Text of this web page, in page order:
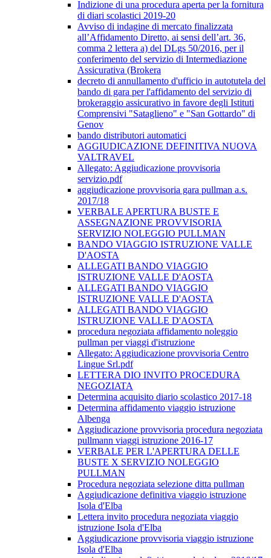
Indizione di una procedura aperta per la fornitura
di diari scolastici 2019-20
Avviso di indagine di mercato finalizzata
all’Affidamento Diretto, ai sensi dell’art. 36,
comma 2 lettera a) del DLgs 50/2016, per il
conferimento del servizio di Intermediazione
Assicurativa (Brokera
decreto di annullamento d'ufficio in autotutela del
bando di gara per l'affidamento del servizio di
brokeraggio assicurativo in favore degli Istituti
Comprensivi "Sataglieno" e "San Gottardo" di
Genov
bando distributori automatici
AGGIUDICAZIONE DEFINITIVA NUOVA
VALTRAVEL
Allegato: Aggiudicazione provvisoria
servizio.pdf
aggiudicazione provvisoria gara pullman a.s.
2017/18
VERBALE APERTURA BUSTE E
ASSEGNAZIONE PROVVISORIA
SERVIZIO NOLEGGIO PULLMAN
BANDO VIAGGIO ISTRUZIONE VALLE
D'AOSTA
ALLEGATI BANDO VIAGGIO
ISTRUZIONE VALLE D'AOSTA
ALLEGATI BANDO VIAGGIO
ISTRUZIONE VALLE D'AOSTA
ALLEGATI BANDO VIAGGIO
ISTRUZIONE VALLE D'AOSTA
procedura negoziata affidamento noleggio
pullman per viaggi d'istruzione
Allegato: Aggiudicazione provvisoria Centro
Lingue Srl.pdf
LETTERA DIO INVITO PROCEDURA
NEGOZIATA
Determina acquisito diario scolastico 2017-18
Determina affidamento viaggio istruzione
Albenga
Aggiudicazione provvisoria procedura negoziata
pullmann viaggi istruzione 2016-17
VERBALE PER L'APERTURA DELLE
BUSTE X SERVIZIO NOLEGGIO
PULLMAN
Procedura negoziata selezione ditta pullman
Aggiudicazione definitiva viaggio istruzione
Isola d'Elba
Lettera invito procedura negoziata viaggio
istruzione Isola d'Elba
Aggiudicazione provvisoria viaggio istruzione
Isola d'Elba